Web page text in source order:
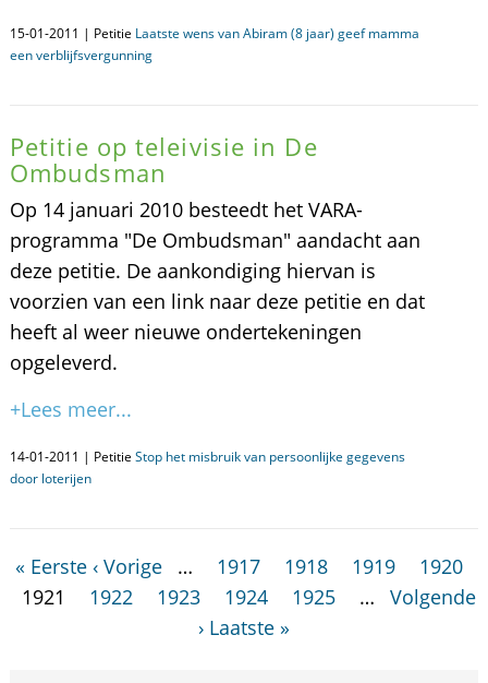
15-01-2011 | Petitie Laatste wens van Abiram (8 jaar) geef mamma
een verblijfsvergunning
Petitie op teleivisie in De
Ombudsman
Op 14 januari 2010 besteedt het VARA-
programma "De Ombudsman" aandacht aan
deze petitie. De aankondiging hiervan is
voorzien van een link naar deze petitie en dat
heeft al weer nieuwe ondertekeningen
opgeleverd.
+Lees meer...
14-01-2011 | Petitie Stop het misbruik van persoonlijke gegevens
door loterijen
« Eerste ‹ Vorige … 1917 1918 1919
1920
1921
1922 1923 1924 1925 …
Volgende
› Laatste »